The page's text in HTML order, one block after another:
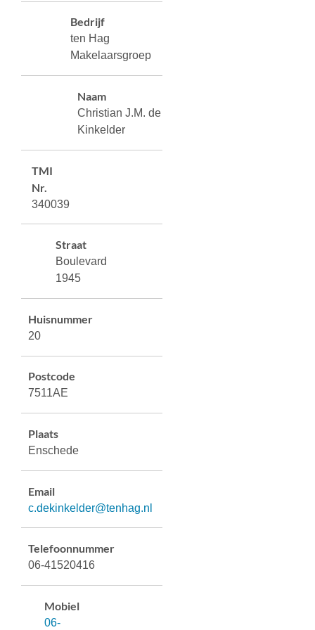
Bedrijf
ten Hag
Makelaarsgroep
Naam
Christian J.M. de
Kinkelder
TMI
Nr.
340039
Straat
Boulevard
1945
Huisnummer
20
Postcode
7511AE
Plaats
Enschede
Email
c.dekinkelder@tenhag.nl
Telefoonnummer
06-41520416
Mobiel
06-